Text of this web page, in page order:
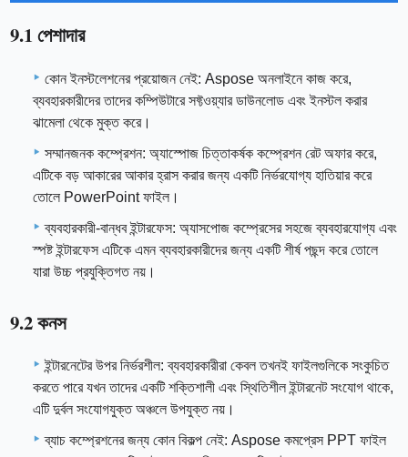
9.1 পেশাদার
কোন ইনস্টলেশনের প্রয়োজন নেই: Aspose অনলাইনে কাজ করে,
ব্যবহারকারীদের তাদের কম্পিউটারে সফ্টওয়্যার ডাউনলোড এবং ইনস্টল করার
ঝামেলা থেকে মুক্ত করে।
সম্মানজনক কম্প্রেশন: অ্যাস্পোজ চিত্তাকর্ষক কম্প্রেশন রেট অফার করে,
এটিকে বড় আকারের আকার হ্রাস করার জন্য একটি নির্ভরযোগ্য হাতিয়ার করে
তোলে PowerPoint ফাইল।
ব্যবহারকারী-বান্ধব ইন্টারফেস: অ্যাসপোজ কম্প্রেসের সহজে ব্যবহারযোগ্য এবং
স্পষ্ট ইন্টারফেস এটিকে এমন ব্যবহারকারীদের জন্য একটি শীর্ষ পছন্দ করে তোলে
যারা উচ্চ প্রযুক্তিগত নয়।
9.2 কনস
ইন্টারনেটের উপর নির্ভরশীল: ব্যবহারকারীরা কেবল তখনই ফাইলগুলিকে সংকুচিত
করতে পারে যখন তাদের একটি শক্তিশালী এবং স্থিতিশীল ইন্টারনেট সংযোগ থাকে,
এটি দুর্বল সংযোগযুক্ত অঞ্চলে উপযুক্ত নয়।
ব্যাচ কম্প্রেশনের জন্য কোন বিকল্প নেই: Aspose কমপ্রেস PPT ফাইল